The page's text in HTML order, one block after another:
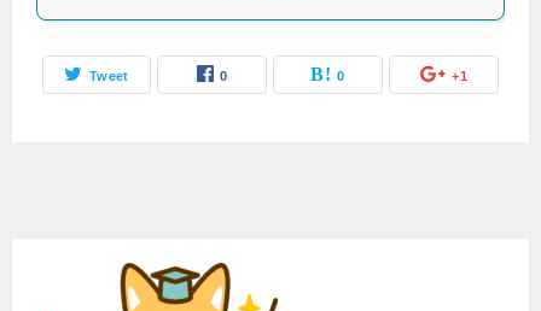
Tweet 0 0 +1